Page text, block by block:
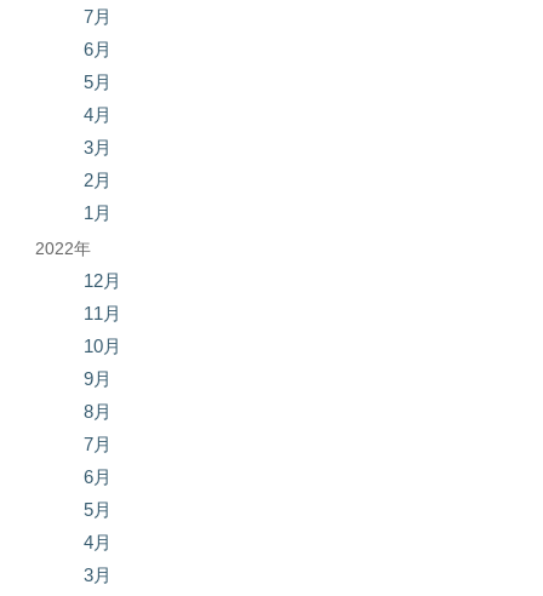
7月
6月
5月
4月
3月
2月
1月
2022年
12月
11月
10月
9月
8月
7月
6月
5月
4月
3月